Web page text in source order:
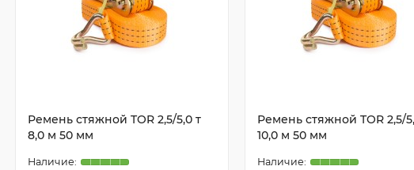
Ремень стяжной TOR 2,5/5,0 т
8,0 м 50 мм
Ремень стяжной TOR 2,5/
10,0 м 50 мм